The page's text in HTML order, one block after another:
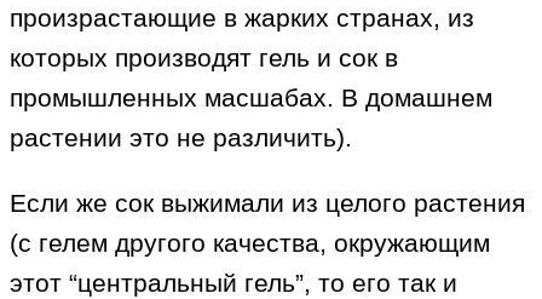
произрастающие в жарких странах, из
которых производят гель и сок в
промышленных масшабах. В домашнем
растении это не различить).
Если же сок выжимали из целого растения
(с гелем другого качества, окружающим
этот “центральный гель”, то его так и